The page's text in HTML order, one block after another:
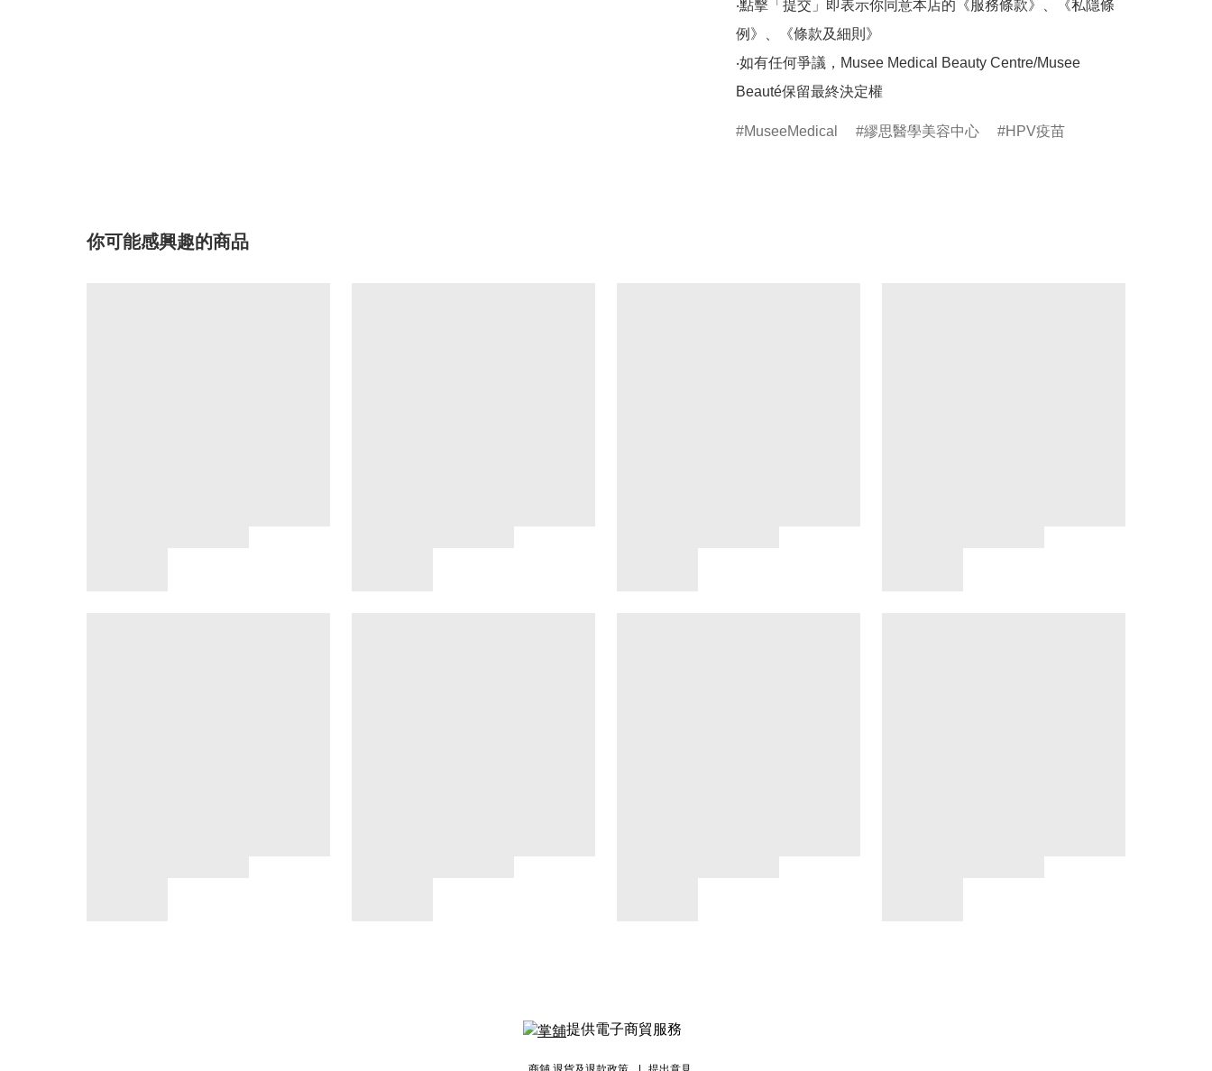
‧點擊「提交」即表示你同意本店的《服務條款》、《私隱條
例》、《條款及細則》
‧如有任何爭議，Musee Medical Beauty Centre/Musee
MuseeMedical 繆思醫學美容中心 HPV疫苗
你可能感興趣的商品
提供電子商貿服務